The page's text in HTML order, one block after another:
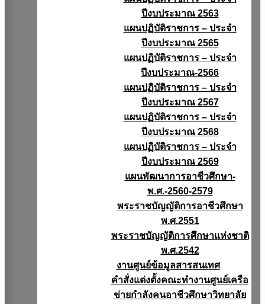
ปีงบประมาณ 2563
แผนปฏิบัติราชการ – ประจำ
ปีงบประมาณ 2565
แผนปฏิบัติราชการ – ประจำ
ปีงบประมาณ-2566
แผนปฏิบัติราชการ – ประจำ
ปีงบประมาณ 2567
แผนปฏิบัติราชการ – ประจำ
ปีงบประมาณ 2568
แผนปฏิบัติราชการ – ประจำ
ปีงบประมาณ 2569
แผนพัฒนาการอาชีวศึกษา-
พ.ศ.-2560-2579
พระราชบัญญัติการอาชีวศึกษา
พ.ศ.2551
พระราชบัญญัติการศึกษาแห่งชาติ
พ.ศ.2542
งานศูนย์ข้อมูลสารสนเทศ
คำสั่งแต่งตั้งคณะทำงานศูนย์เครือ
ข่ายกำลังคนอาชีวศึกษาวิทยาลัย